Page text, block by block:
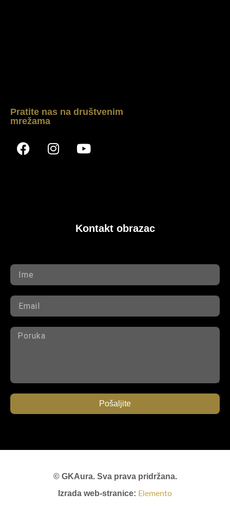
Pratite nas na društvenim
mrežama
Kontakt obrazac
Pošaljite
© GKAura. Sva prava pridržana.
Izrada web-stranice: Elemento